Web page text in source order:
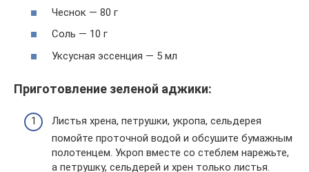
Чеснок — 80 г
Соль — 10 г
Уксусная эссенция — 5 мл
Приготовление зеленой аджики:
Листья хрена, петрушки, укропа, сельдерея
помойте проточной водой и обсушите бумажным
полотенцем. Укроп вместе со стеблем нарежьте,
а петрушку, сельдерей и хрен только листья.